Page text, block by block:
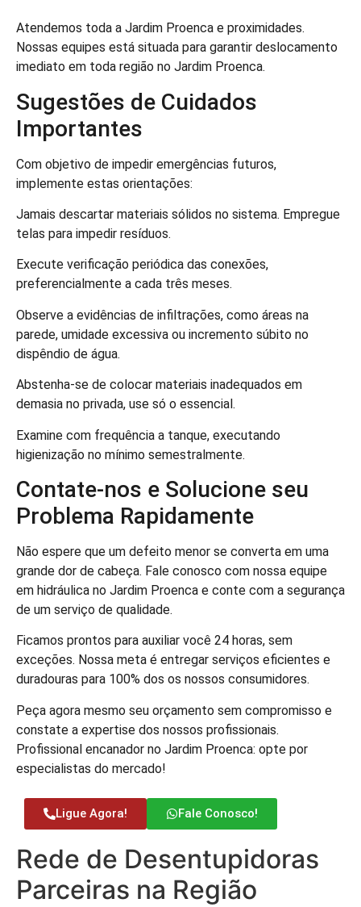
Atendemos toda a Jardim Proenca e proximidades.
Nossas equipes está situada para garantir deslocamento
imediato em toda região no Jardim Proenca.
Sugestões de Cuidados
Importantes
Com objetivo de impedir emergências futuros,
implemente estas orientações:
Jamais descartar materiais sólidos no sistema. Empregue
telas para impedir resíduos.
Execute verificação periódica das conexões,
preferencialmente a cada três meses.
Observe a evidências de infiltrações, como áreas na
parede, umidade excessiva ou incremento súbito no
dispêndio de água.
Abstenha-se de colocar materiais inadequados em
demasia no privada, use só o essencial.
Examine com frequência a tanque, executando
higienização no mínimo semestralmente.
Contate-nos e Solucione seu
Problema Rapidamente
Não espere que um defeito menor se converta em uma
grande dor de cabeça. Fale conosco com nossa equipe
em hidráulica no Jardim Proenca e conte com a segurança
de um serviço de qualidade.
Ficamos prontos para auxiliar você 24 horas, sem
exceções. Nossa meta é entregar serviços eficientes e
duradouras para 100% dos os nossos consumidores.
Peça agora mesmo seu orçamento sem compromisso e
constate a expertise dos nossos profissionais.
Profissional encanador no Jardim Proenca: opte por
especialistas do mercado!
Ligue Agora! Fale Conosco!
Rede de Desentupidoras
Parceiras na Região